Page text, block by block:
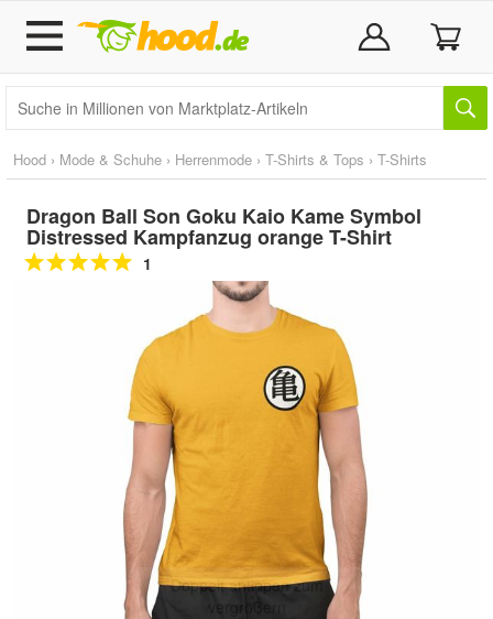
Hood › Mode & Schuhe › Herrenmode › T-Shirts & Tops › T-Shirts
Dragon Ball Son Goku Kaio Kame Symbol
Distressed Kampfanzug orange T-Shirt
1
Doppelt antippen zum
vergrößern